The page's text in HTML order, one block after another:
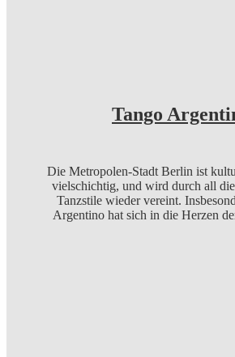
Tango
Die Metropolen-Stadt Berlin ist
vielschichtig, und wird durch all
Tanzstile wieder vereint.
Argentino hat sich in die Herzen